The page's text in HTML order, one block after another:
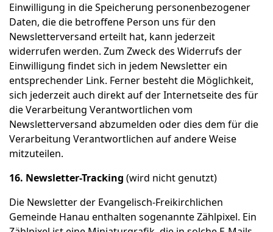
Einwilligung in die Speicherung personenbezogener
Daten, die die betroffene Person uns für den
Newsletterversand erteilt hat, kann jederzeit
widerrufen werden. Zum Zweck des Widerrufs der
Einwilligung findet sich in jedem Newsletter ein
entsprechender Link. Ferner besteht die Möglichkeit,
sich jederzeit auch direkt auf der Internetseite des für
die Verarbeitung Verantwortlichen vom
Newsletterversand abzumelden oder dies dem für die
Verarbeitung Verantwortlichen auf andere Weise
mitzuteilen.
16. Newsletter-Tracking (wird nicht genutzt)
Die Newsletter der Evangelisch-Freikirchlichen
Gemeinde Hanau enthalten sogenannte Zählpixel. Ein